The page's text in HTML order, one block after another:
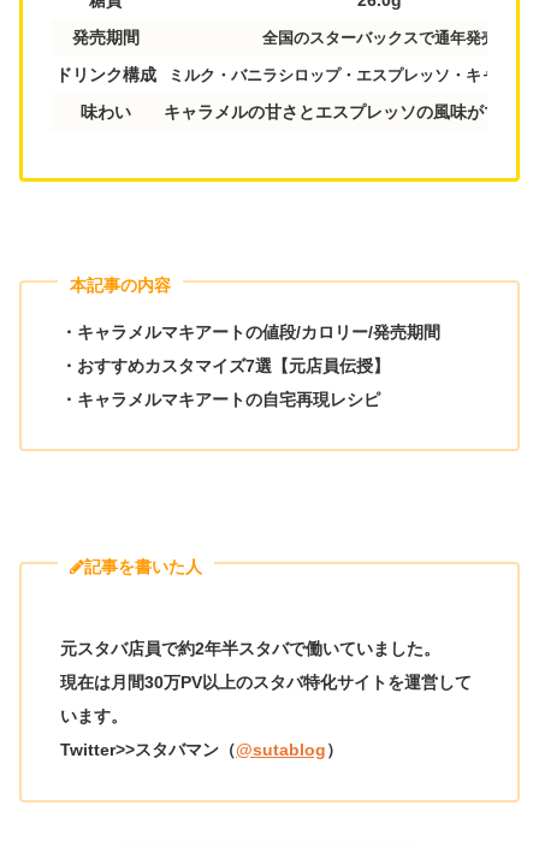
発売期間
全国のスターバックスで通年発売
ドリンク構成 ミルク・バニラシロップ・エスプレッソ・キャラメ
味わい キャラメルの甘さとエスプレッソの風味がマッチ
本記事の内容
・キャラメルマキアートの値段/カロリー/発売期間
・おすすめカスタマイズ7選【元店員伝授】
・キャラメルマキアートの自宅再現レシピ
記事を書いた人
元スタバ店員で約2年半スタバで働いていました。
現在は月間30万PV以上のスタバ特化サイトを運営して
います。
Twitter>>スタバマン（@sutablog）